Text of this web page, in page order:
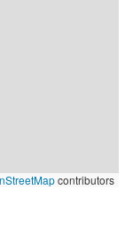
kronor
contributors